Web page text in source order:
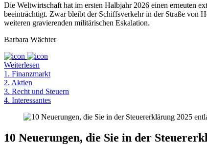
Die Weltwirtschaft hat im ersten Halbjahr 2026 einen erneuten
beeinträchtigt. Zwar bleibt der Schiffsverkehr in der Straße von
weiteren gravierenden militärischen Eskalation.
Barbara Wächter
Weiterlesen
1. Finanzmarkt
2. Aktien
3. Recht und Steuern
4. Interessantes
10 Neuerungen, die Sie in der